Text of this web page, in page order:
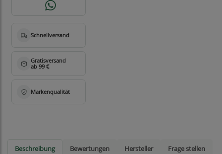
Beschreibung Bewertungen Hersteller Frage stellen